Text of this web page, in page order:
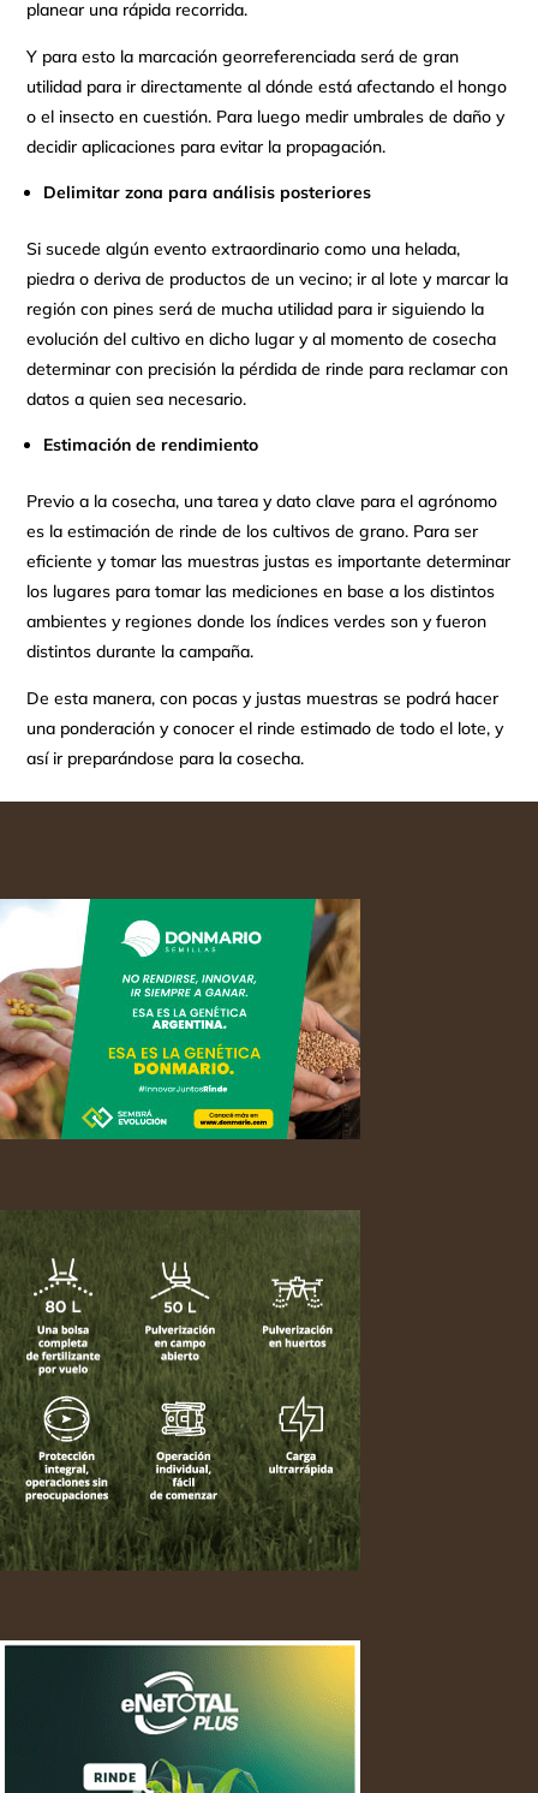
planear una rápida recorrida.
Y para esto la marcación georreferenciada será de gran
utilidad para ir directamente al dónde está afectando el hongo
o el insecto en cuestión. Para luego medir umbrales de daño y
decidir aplicaciones para evitar la propagación.
Delimitar zona para análisis posteriores
Si sucede algún evento extraordinario como una helada,
piedra o deriva de productos de un vecino; ir al lote y marcar la
región con pines será de mucha utilidad para ir siguiendo la
evolución del cultivo en dicho lugar y al momento de cosecha
determinar con precisión la pérdida de rinde para reclamar con
datos a quien sea necesario.
Estimación de rendimiento
Previo a la cosecha, una tarea y dato clave para el agrónomo
es la estimación de rinde de los cultivos de grano. Para ser
eficiente y tomar las muestras justas es importante determinar
los lugares para tomar las mediciones en base a los distintos
ambientes y regiones donde los índices verdes son y fueron
distintos durante la campaña.
De esta manera, con pocas y justas muestras se podrá hacer
una ponderación y conocer el rinde estimado de todo el lote, y
así ir preparándose para la cosecha.